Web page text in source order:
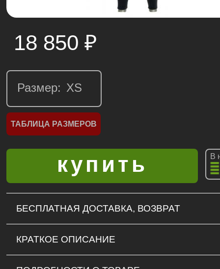
18 850 ₽
Размер:
ТАБЛИЦА РАЗМЕРОВ
В
БЕСПЛАТНАЯ ДОСТАВКА, ВОЗВРАТ
КРАТКОЕ ОПИСАНИЕ